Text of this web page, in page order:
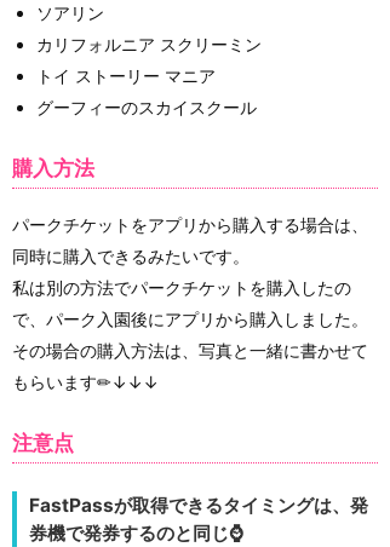
ソアリン
カリフォルニア スクリーミン
トイ ストーリー マニア
グーフィーのスカイスクール
購入方法
パークチケットをアプリから購入する場合は、
同時に購入できるみたいです。
私は別の方法でパークチケットを購入したの
で、パーク入園後にアプリから購入しました。
その場合の購入方法は、写真と一緒に書かせて
もらいます✏↓↓↓
注意点
FastPassが取得できるタイミングは、発
券機で発券するのと同じ⌚